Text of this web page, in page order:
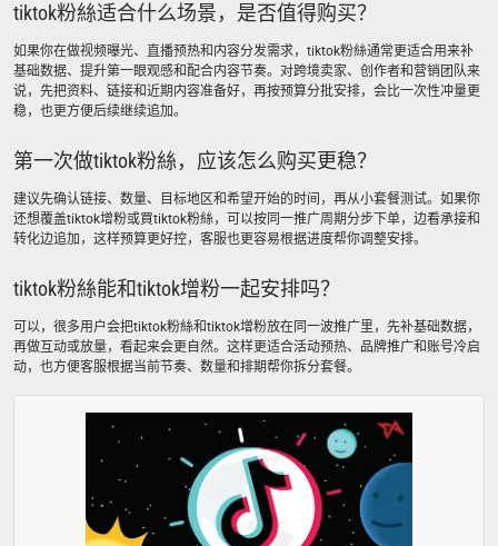
tiktok粉絲适合什么场景，是否值得购买？
如果你在做视频曝光、直播预热和内容分发需求，tiktok粉絲通常更适合用来补
基础数据、提升第一眼观感和配合内容节奏。对跨境卖家、创作者和营销团队来
说，先把资料、链接和近期内容准备好，再按预算分批安排，会比一次性冲量更
稳，也更方便后续继续追加。
第一次做tiktok粉絲，应该怎么购买更稳？
建议先确认链接、数量、目标地区和希望开始的时间，再从小套餐测试。如果你
还想覆盖tiktok增粉或買tiktok粉絲，可以按同一推广周期分步下单，边看承接和
转化边追加，这样预算更好控，客服也更容易根据进度帮你调整安排。
tiktok粉絲能和tiktok增粉一起安排吗？
可以，很多用户会把tiktok粉絲和tiktok增粉放在同一波推广里，先补基础数据，
再做互动或放量，看起来会更自然。这样更适合活动预热、品牌推广和账号冷启
动，也方便客服根据当前节奏、数量和排期帮你拆分套餐。